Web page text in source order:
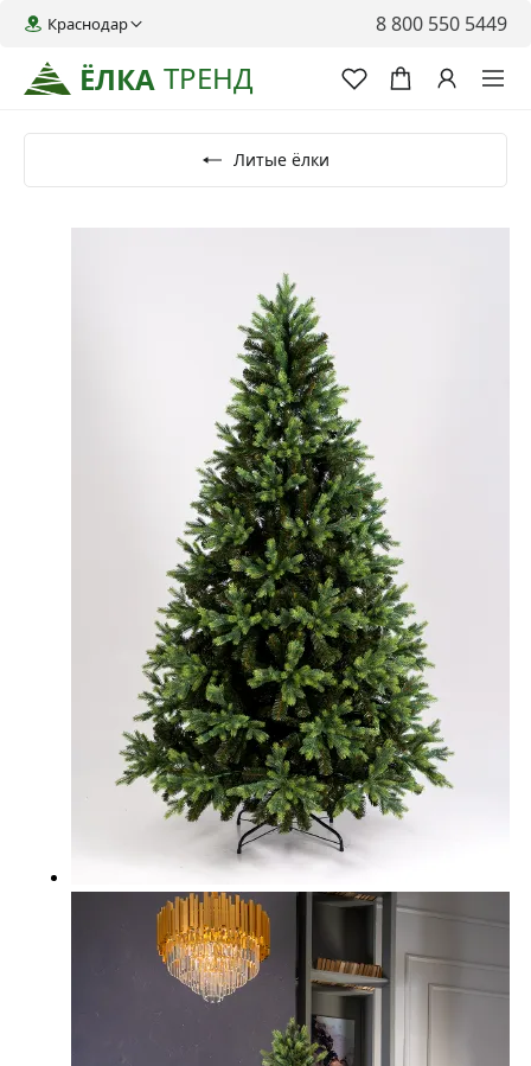
ЁЛКА ТРЕНД
Краснодар 8 800 550 5449
Литые ёлки